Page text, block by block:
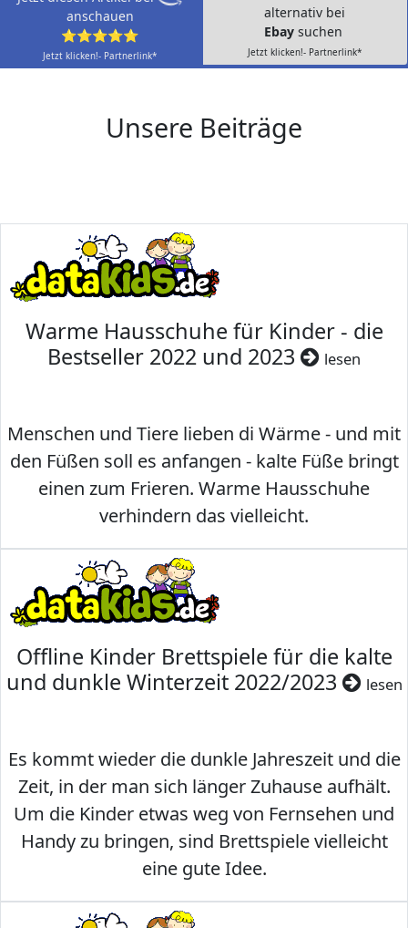
anschauen
⭐⭐⭐⭐⭐
Jetzt klicken!- Partnerlink*
alternativ bei
Ebay suchen
Jetzt klicken!- Partnerlink*
Unsere Beiträge
Warme Hausschuhe für Kinder - die
Bestseller 2022 und 2023
lesen
Menschen und Tiere lieben di Wärme - und mit
den Füßen soll es anfangen - kalte Füße bringt
einen zum Frieren. Warme Hausschuhe
verhindern das vielleicht.
Offline Kinder Brettspiele für die kalte
und dunkle Winterzeit 2022/2023
lesen
Es kommt wieder die dunkle Jahreszeit und die
Zeit, in der man sich länger Zuhause aufhält.
Um die Kinder etwas weg von Fernsehen und
Handy zu bringen, sind Brettspiele vielleicht
eine gute Idee.